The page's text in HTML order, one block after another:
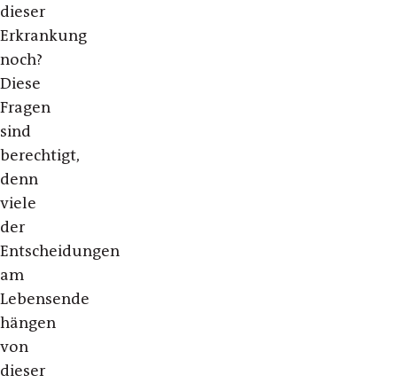
dieser
Erkrankung
noch?
Diese
Fragen
sind
berechtigt,
denn
viele
der
Entscheidungen
am
Lebensende
hängen
von
dieser